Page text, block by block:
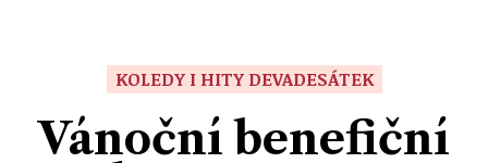
Přerov
Ekonomika
Ženy
Sport
KOLEDY I HITY DEVADESÁTEK
Vánoční benefiční